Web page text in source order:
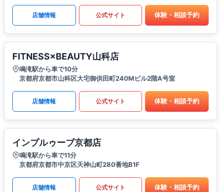
店舗情報 公式サイト 体験・相談予約
FITNESS×BEAUTY山科店
鳴滝駅から車で10分
京都府京都市山科区大宅御供田町240Mビル2階A号室
店舗情報 公式サイト 体験・相談予約
インプルゥーブ京都店
鳴滝駅から車で11分
京都府京都市中京区天神山町280番地B1F
店舗情報 公式サイト 体験・相談予約